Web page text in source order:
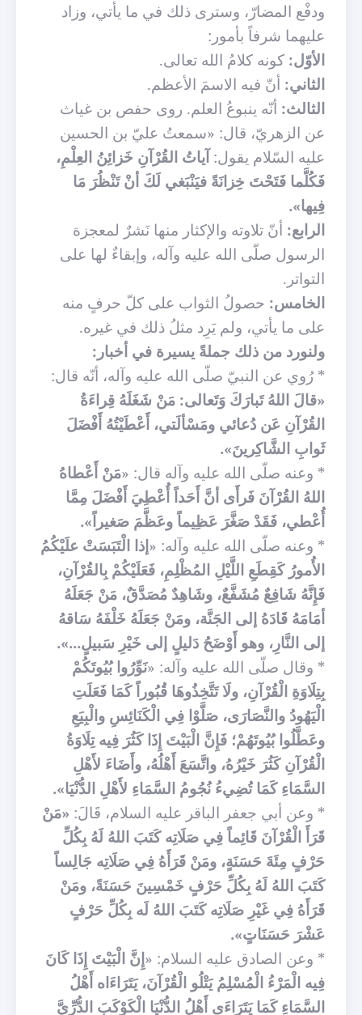
ودفْع المضارّ، وسترى ذلك في ما يأتي، وزاد
عليهما شرفاً بأمور:
الأوّل: كونه كلامُ الله تعالى.
الثاني: أنّ فيه الاسمَ الأعظم.
الثالث: أنّه ينبوعُ العلم. روى حفص بن غياث
عن الزهريّ، قال: «سمعتُ عليّ بن الحسين
عليه السّلام يقول:آياتُ القُرْآنِ خَزائِنُ العِلْمِ،
فَكُلَّما فَتَحْتَ خِزانَةً فيَنْبَغي لَكَ أنْ تَنْظُرَ مَا
فِيها».
الرابع: أنّ تلاوته والإكثار منها نَشرٌ لمعجزة
الرسول صلّى الله عليه وآله، وإبقاءٌ لها على
التواتر.
الخامس: حصولُ الثواب على كلّ حرفٍ منه
على ما يأتي، ولم يَرِد مثلُ ذلك في غيره.
ولنورد من ذلك جملةً يسيرة في أخبار:
* رُوي عن النبيّ صلّى الله عليه وآله، أنّه قال:
«قالَ اللهُ تَبارَكَ وَتَعالى: مَنْ شَغَلَهُ قِراءَةُ
القُرْآنِ عَن دُعائي ومَسْألَتي، أَعْطَيْتُهُ أَفْضَلَ
ثَوابِ الشَّاكِرينَ».
* وعنه صلّى الله عليه وآله قال: «مَنْ أَعْطاهُ
اللهُ القُرْآنَ فَرأَى أنَّ أَحَداً أُعْطِيَ أَفْضَلَ مِمَّا
أُعْطي، فَقَدْ صَغَّرَ عَظِيماً وعَظَّمَ صَغيراً».
* وعنه صلّى الله عليه وآله: «إذا الْتَبَسَتْ علَيْكُمُ
الأُمورُ كَقِطَعِ اللَّيْلِ المُظْلِمِ، فَعَلَيْكُمْ بِالقُرْآنِ،
فَإِنَّهُ شَافِعٌ مُشَفَّعٌ، وشَاهِدٌ مُصَدَّقٌ، مَنْ جَعَلَهُ
أمَامَهُ قَادَهُ إلى الجَنَّة، ومَنْ جَعَلَهُ خَلْفَهُ سَاقهُ
إلى النَّارِ، وهو أَوْضَحُ دَليلٍ إلى خَيْرِ سَبيلٍ...».
* وقال صلّى الله عليه وآله: «نَوِّرُوا بُيُوتَكُمْ
بِتِلَاوَةِ الْقُرْآنِ، ولَا تَتَّخِذُوهَا قُبُوراً كَمَا فَعَلَتِ
الْيَهُودُ والنَّصَارَى، صَلَّوْا فِي الْكَنَائِسِ والْبِيَعِ
وعَطَّلُوا بُيُوتَهُمْ؛ فَإِنَّ الْبَيْتَ إِذَا كَثُرَ فِيه تِلَاوَةُ
الْقُرْآنِ كَثُرَ خَيْرُهُ، واتَّسَعَ أَهْلُهُ، وأَضَاءَ لأَهْلِ
السَّمَاءِ كَمَا تُضِيءُ نُجُومُ السَّمَاءِ لأَهْلِ الدُّنْيَا».
* وعن أبي جعفر الباقر عليه السلام، قَالَ: «مَنْ
قَرَأَ الْقُرْآنَ قَائِماً فِي صَلَاتِه كَتَبَ اللهُ لَهُ بِكُلِّ
حَرْفٍ مِئَةَ حَسَنَةٍ، ومَنْ قَرَأَهُ فِي صَلَاتِه جَالِساً
كَتَبَ اللهُ لَهُ بِكُلِّ حَرْفٍ خَمْسِينَ حَسَنَةً، ومَنْ
قَرَأَهُ فِي غَيْرِ صَلَاتِه كَتَبَ اللهُ لَه بِكُلِّ حَرْفٍ
عَشْرَ حَسَنَاتٍ».
* وعن الصادق عليه السلام: «إِنَّ الْبَيْتَ إِذَا كَانَ
فِيه الْمَرْءُ الْمُسْلِمُ يَتْلُو الْقُرْآنَ، يَتَرَاءَاه أَهْلُ
السَّمَاءِ كَمَا يَتَرَاءَى أَهْلُ الدُّنْيَا الْكَوْكَبَ الدُّرِّيَّ